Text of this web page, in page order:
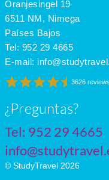
Oranjesingel 19
6511 NM, Nimega
Países Bajos
Tel: 952 29 4665
E-mail:
3626 reviews
¿Preguntas?
Tel: 952 29 4665
© StudyTravel 2026